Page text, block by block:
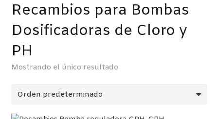
Recambios para Bombas
Dosificadoras de Cloro y
PH
Mostrando el único resultado